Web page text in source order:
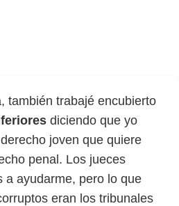
también trabajé encubierto
diciendo que yo
joven que quiere
penal. Los jueces
a ayudarme, pero lo que
eran los tribunales